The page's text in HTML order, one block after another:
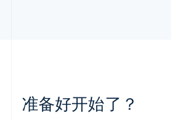
准备好开始了？
墨西哥
EspañolEnglish